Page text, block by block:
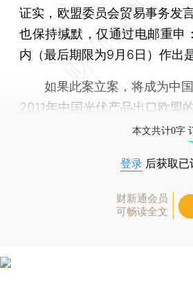
证实，欧盟委员会贸易事务发
也保持缄默，仅通过电邮重申
内（最后期限为9月6日）作出
如果此案立案，将成为中国
2011年中国光伏产品出口欧盟
本文共计0字
登录 后获取已
财新通会员
可畅读全文